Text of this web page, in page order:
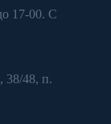
17-00. С
38/48, п.